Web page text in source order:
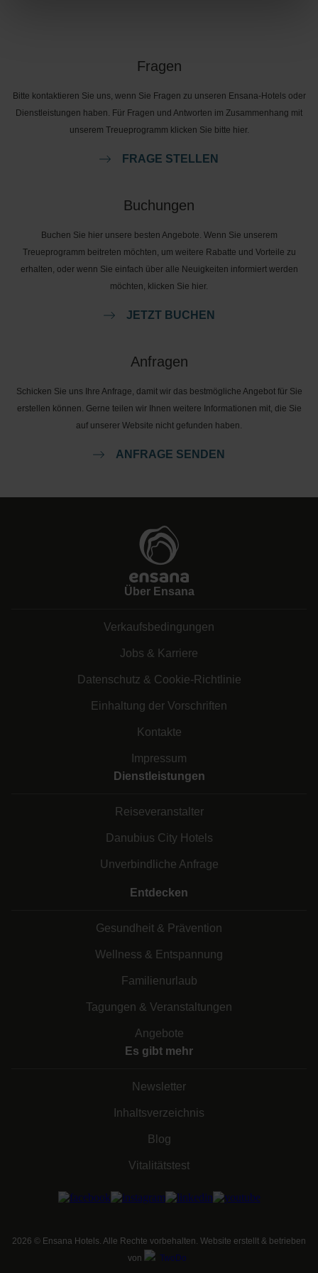
Fragen
Bitte kontaktieren Sie uns, wenn Sie Fragen zu unseren Ensana-Hotels oder
Dienstleistungen haben. Für Fragen und Antworten im Zusammenhang mit
unserem Treueprogramm klicken Sie bitte hier.
FRAGE STELLEN
Buchungen
Buchen Sie hier unsere besten Angebote. Wenn Sie unserem
Treueprogramm beitreten möchten, um weitere Rabatte und Vorteile zu
erhalten, oder wenn Sie einfach über alle Neuigkeiten informiert werden
möchten, klicken Sie hier.
JETZT BUCHEN
Anfragen
Schicken Sie uns Ihre Anfrage, damit wir das bestmögliche Angebot für Sie
erstellen können. Gerne teilen wir Ihnen weitere Informationen mit, die Sie
auf unserer Website nicht gefunden haben.
ANFRAGE SENDEN
Über Ensana
Verkaufsbedingungen
Jobs & Karriere
Datenschutz & Cookie-Richtlinie
Einhaltung der Vorschriften
Kontakte
Impressum
Dienstleistungen
Reiseveranstalter
Danubius City Hotels
Unverbindliche Anfrage
Entdecken
Gesundheit & Prävention
Wellness & Entspannung
Familienurlaub
Tagungen & Veranstaltungen
Angebote
Es gibt mehr
Newsletter
Inhaltsverzeichnis
Blog
Vitalitätstest
2026 © Ensana Hotels. Alle Rechte vorbehalten. Website erstellt & betrieben
von